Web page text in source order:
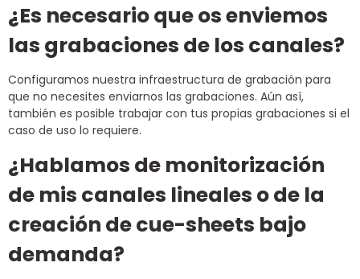
¿Es necesario que os enviemos
las grabaciones de los canales?
Configuramos nuestra infraestructura de grabación para
que no necesites enviarnos las grabaciones. Aún así,
también es posible trabajar con tus propias grabaciones si el
caso de uso lo requiere.
¿Hablamos de monitorización
de mis canales lineales o de la
creación de cue-sheets bajo
demanda?